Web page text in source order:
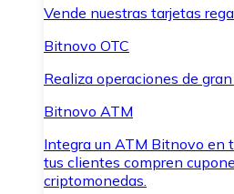
Vende nuestras tarjetas
Bitnovo OTC
Realiza operaciones de
Bitnovo ATM
Integra un ATM Bitnovo en
tus clientes compren
criptomonedas.